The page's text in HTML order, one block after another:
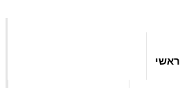
ראשי